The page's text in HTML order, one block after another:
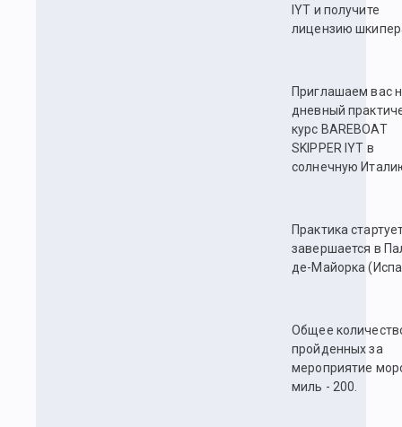
IYT и получите
лицензию
Приглашаем вас
дневный
курс BAREBOAT
SKIPPER IYT в
солнечную
Практика
завершается в
де-Майорка
Общее
пройденных за
мероприятие
миль - 200.